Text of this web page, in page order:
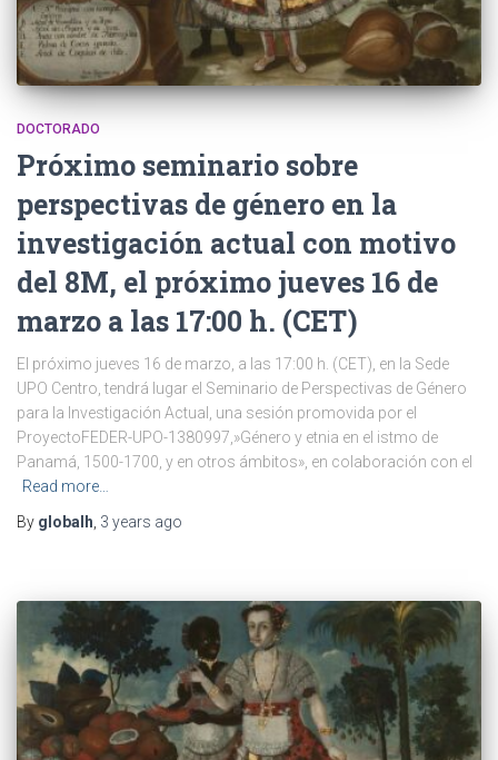
DOCTORADO
Próximo seminario sobre
perspectivas de género en la
investigación actual con motivo
del 8M, el próximo jueves 16 de
marzo a las 17:00 h. (CET)
El próximo jueves 16 de marzo, a las 17:00 h. (CET), en la Sede
UPO Centro, tendrá lugar el Seminario de Perspectivas de Género
para la Investigación Actual, una sesión promovida por el
ProyectoFEDER-UPO-1380997,»Género y etnia en el istmo de
Panamá, 1500-1700, y en otros ámbitos», en colaboración con el
Read more…
By globalh 3 years ago